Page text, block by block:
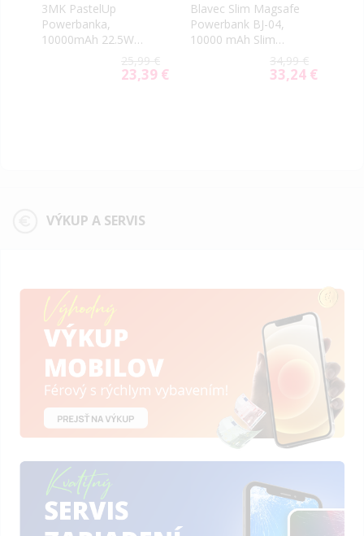
3MK PastelUp
Powerbanka,
10000mAh 22.5W
C,2xMagSafe) biela
25,99 €
Special
23,39 €
Blavec Slim Magsafe
Powerbank BJ-04,
10000 mAh Slim
22,5W 3v1, čierna34,99 €
Special
33,24 €
VÝKUP A SERVIS